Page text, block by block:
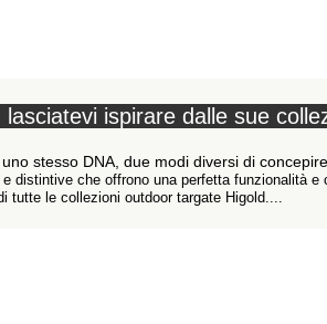
lasciatevi ispirare dalle sue
stesso DNA, due modi diversi di
distintive che offrono una perfetta funzionalità
tutte le collezioni outdoor targate Higold....